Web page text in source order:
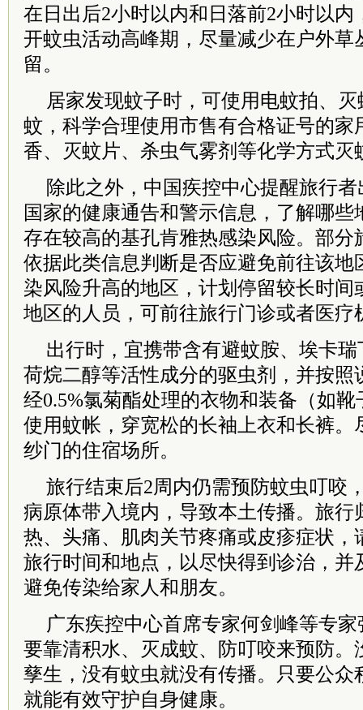
在日出后2小时以内和日落前2小时以内
开蚊虫活动高峰期，尽量减少在户外草
留。
居家发现蚊子时，可使用电蚊拍、
蚊，科学合理使用市售有合格证号的家
香、灭蚊片、杀虫气雾剂等化学方式灭
除此之外，中国疾控中心提醒旅行
国家的健康通告和警示信息，了解哪些
存在较高的基孔肯雅热感染风险。部分
依据此类信息判断是否应避免前往该地
染风险升高的地区，计划停留较长时间
地区的人员，可前往旅行门诊或者医疗
出行时，宜携带含有避蚊胺、埃卡
荷烷二醇等活性成分的驱虫剂，并按照
经0.5%氯菊酯处理的衣物和装备（如
使用蚊帐，穿宽松的长袖上衣和长裤。
纱门的住宿场所。
旅行结束后2周内仍需预防蚊虫叮咬
病原体带入境内，导致本土传播。旅行
热、头痛、肌肉关节疼痛或皮疹症状，
旅行时间和地点，以尽快得到诊治，并
避免传染给家人和朋友。
广东疾控中心首席专家何剑峰等专
要靠清积水、灭成蚊、防叮咬来预防。
孳生，没有蚊虫就没有传播。只要公众
就能有效守护自身健康。